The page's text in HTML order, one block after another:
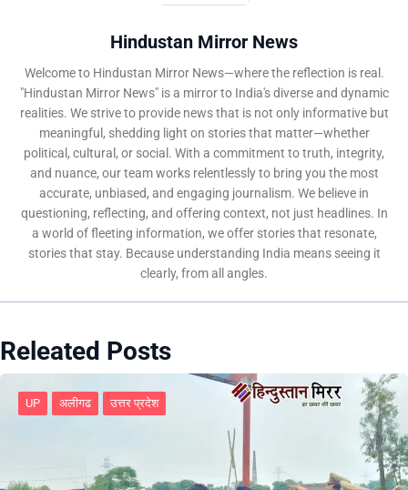
Hindustan Mirror News
Welcome to Hindustan Mirror News—where the reflection is real.
"Hindustan Mirror News" is a mirror to India's diverse and dynamic
realities. We strive to provide news that is not only informative but
meaningful, shedding light on stories that matter—whether
political, cultural, or social. With a commitment to truth, integrity,
and nuance, our team works relentlessly to bring you the most
accurate, unbiased, and engaging journalism. We believe in
questioning, reflecting, and offering context, not just headlines. In
a world of fleeting information, we offer stories that resonate,
stories that stay. Because understanding India means seeing it
clearly, from all angles.
Releated Posts
UP अलीगढ उत्तर प्रदेश